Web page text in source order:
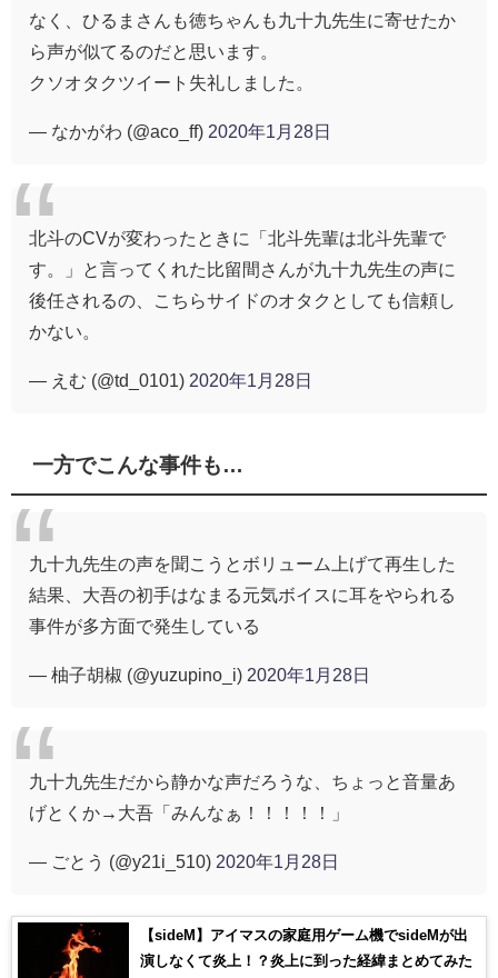
なく、ひるまさんも徳ちゃんも九十九先生に寄せたか
ら声が似てるのだと思います。
クソオタクツイート失礼しました。
— なかがわ (@aco_ff) 2020年1月28日
北斗のCVが変わったときに「北斗先輩は北斗先輩で
す。」と言ってくれた比留間さんが九十九先生の声に
後任されるの、こちらサイドのオタクとしても信頼し
かない。
— えむ (@td_0101) 2020年1月28日
一方でこんな事件も…
九十九先生の声を聞こうとボリューム上げて再生した
結果、大吾の初手はなまる元気ボイスに耳をやられる
事件が多方面で発生している
— 柚子胡椒 (@yuzupino_i) 2020年1月28日
九十九先生だから静かな声だろうな、ちょっと音量あ
げとくか→大吾「みんなぁ！！！！！」
— ごとう (@y21i_510) 2020年1月28日
【sideM】アイマスの家庭用ゲーム機でsideMが出
演しなくて炎上！？炎上に到った経緯まとめてみた